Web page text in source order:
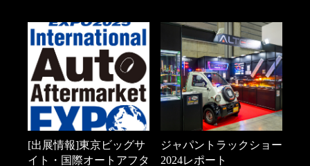
[出展情報]東京ビッグサ
イト・国際オートアフタ
ジャパントラックショー
2024レポート